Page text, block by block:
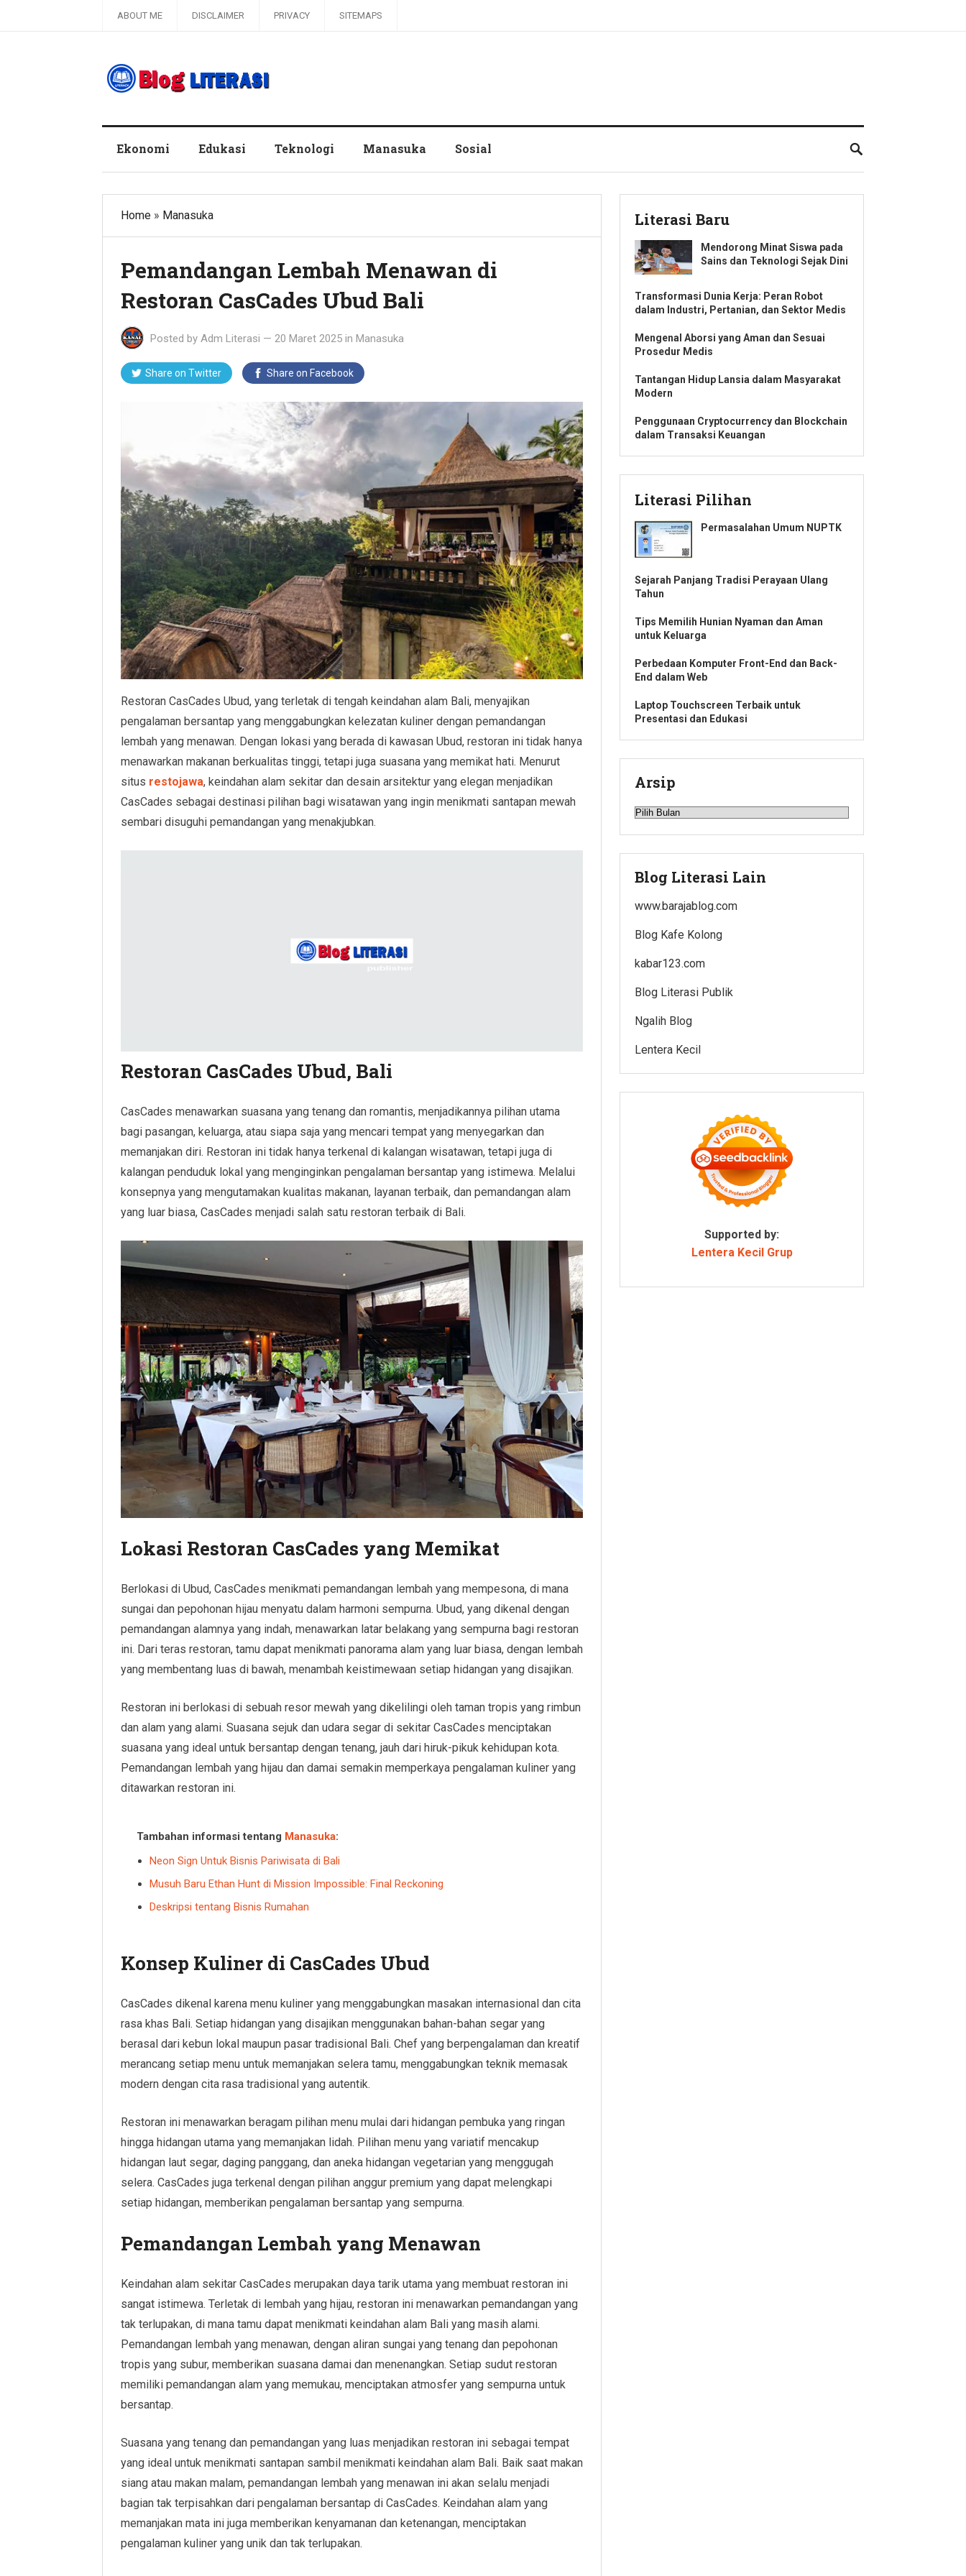
ABOUT ME DISCLAIMER PRIVACY SITEMAPS
Ekonomi Edukasi Teknologi Manasuka Sosial
Home » Manasuka
Pemandangan Lembah Menawan di
Restoran CasCades Ubud Bali
Posted by Adm Literasi — 20 Maret 2025 in Manasuka
Share on Twitter Share on Facebook
Restoran CasCades Ubud, yang terletak di tengah keindahan alam Bali, menyajikan
pengalaman bersantap yang menggabungkan kelezatan kuliner dengan pemandangan
lembah yang menawan. Dengan lokasi yang berada di kawasan Ubud, restoran ini tidak hanya
menawarkan makanan berkualitas tinggi, tetapi juga suasana yang memikat hati. Menurut
situs restojawa, keindahan alam sekitar dan desain arsitektur yang elegan menjadikan
CasCades sebagai destinasi pilihan bagi wisatawan yang ingin menikmati santapan mewah
sembari disuguhi pemandangan yang menakjubkan.
Restoran CasCades Ubud, Bali
CasCades menawarkan suasana yang tenang dan romantis, menjadikannya pilihan utama
bagi pasangan, keluarga, atau siapa saja yang mencari tempat yang menyegarkan dan
memanjakan diri. Restoran ini tidak hanya terkenal di kalangan wisatawan, tetapi juga di
kalangan penduduk lokal yang menginginkan pengalaman bersantap yang istimewa. Melalui
konsepnya yang mengutamakan kualitas makanan, layanan terbaik, dan pemandangan alam
yang luar biasa, CasCades menjadi salah satu restoran terbaik di Bali.
Lokasi Restoran CasCades yang Memikat
Berlokasi di Ubud, CasCades menikmati pemandangan lembah yang mempesona, di mana
sungai dan pepohonan hijau menyatu dalam harmoni sempurna. Ubud, yang dikenal dengan
pemandangan alamnya yang indah, menawarkan latar belakang yang sempurna bagi restoran
ini. Dari teras restoran, tamu dapat menikmati panorama alam yang luar biasa, dengan lembah
yang membentang luas di bawah, menambah keistimewaan setiap hidangan yang disajikan.
Restoran ini berlokasi di sebuah resor mewah yang dikelilingi oleh taman tropis yang rimbun
dan alam yang alami. Suasana sejuk dan udara segar di sekitar CasCades menciptakan
suasana yang ideal untuk bersantap dengan tenang, jauh dari hiruk-pikuk kehidupan kota.
Pemandangan lembah yang hijau dan damai semakin memperkaya pengalaman kuliner yang
ditawarkan restoran ini.
Tambahan informasi tentang Manasuka:
Neon Sign Untuk Bisnis Pariwisata di Bali
Musuh Baru Ethan Hunt di Mission Impossible: Final Reckoning
Deskripsi tentang Bisnis Rumahan
Konsep Kuliner di CasCades Ubud
CasCades dikenal karena menu kuliner yang menggabungkan masakan internasional dan cita
rasa khas Bali. Setiap hidangan yang disajikan menggunakan bahan-bahan segar yang
berasal dari kebun lokal maupun pasar tradisional Bali. Chef yang berpengalaman dan kreatif
merancang setiap menu untuk memanjakan selera tamu, menggabungkan teknik memasak
modern dengan cita rasa tradisional yang autentik.
Restoran ini menawarkan beragam pilihan menu mulai dari hidangan pembuka yang ringan
hingga hidangan utama yang memanjakan lidah. Pilihan menu yang variatif mencakup
hidangan laut segar, daging panggang, dan aneka hidangan vegetarian yang menggugah
selera. CasCades juga terkenal dengan pilihan anggur premium yang dapat melengkapi
setiap hidangan, memberikan pengalaman bersantap yang sempurna.
Pemandangan Lembah yang Menawan
Keindahan alam sekitar CasCades merupakan daya tarik utama yang membuat restoran ini
sangat istimewa. Terletak di lembah yang hijau, restoran ini menawarkan pemandangan yang
tak terlupakan, di mana tamu dapat menikmati keindahan alam Bali yang masih alami.
Pemandangan lembah yang menawan, dengan aliran sungai yang tenang dan pepohonan
tropis yang subur, memberikan suasana damai dan menenangkan. Setiap sudut restoran
memiliki pemandangan alam yang memukau, menciptakan atmosfer yang sempurna untuk
bersantap.
Suasana yang tenang dan pemandangan yang luas menjadikan restoran ini sebagai tempat
yang ideal untuk menikmati santapan sambil menikmati keindahan alam Bali. Baik saat makan
siang atau makan malam, pemandangan lembah yang menawan ini akan selalu menjadi
bagian tak terpisahkan dari pengalaman bersantap di CasCades. Keindahan alam yang
memanjakan mata ini juga memberikan kenyamanan dan ketenangan, menciptakan
pengalaman kuliner yang unik dan tak terlupakan.
Literasi Baru
Mendorong Minat Siswa pada
Sains dan Teknologi Sejak Dini
Transformasi Dunia Kerja: Peran Robot
dalam Industri, Pertanian, dan Sektor Medis
Mengenal Aborsi yang Aman dan Sesuai
Prosedur Medis
Tantangan Hidup Lansia dalam Masyarakat
Modern
Penggunaan Cryptocurrency dan Blockchain
dalam Transaksi Keuangan
Literasi Pilihan
Permasalahan Umum NUPTK
Sejarah Panjang Tradisi Perayaan Ulang
Tahun
Tips Memilih Hunian Nyaman dan Aman
untuk Keluarga
Perbedaan Komputer Front-End dan Back-
End dalam Web
Laptop Touchscreen Terbaik untuk
Presentasi dan Edukasi
Arsip
Arsip
Blog Literasi Lain
www.barajablog.com
Blog Kafe Kolong
kabar123.com
Blog Literasi Publik
Ngalih Blog
Lentera Kecil
Supported by:
Lentera Kecil Grup